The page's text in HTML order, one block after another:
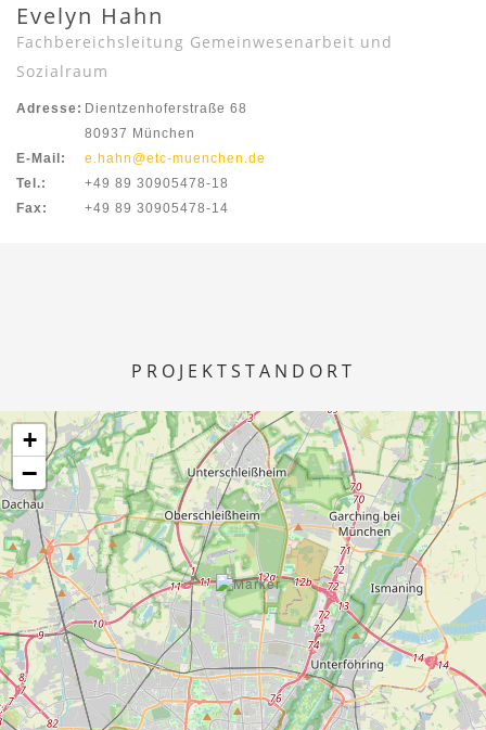
Evelyn Hahn
Fachbereichsleitung Gemeinwesenarbeit und
Sozialraum
Adresse: Dientzenhoferstraße 68
80937 München
E-Mail:
e.hahn@etc-muenchen.de
Tel.:
+49 89 30905478-18
Fax:
+49 89 30905478-14
PROJEKTSTANDORT
+
−